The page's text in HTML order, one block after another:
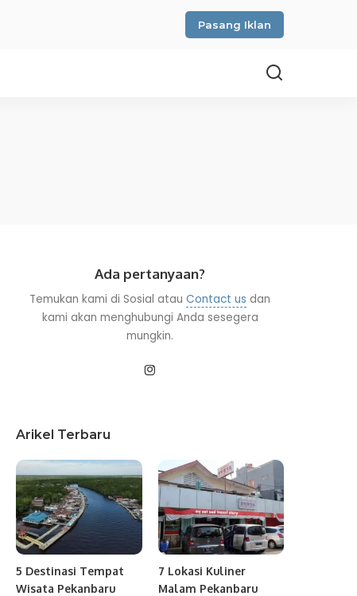
Pasang Iklan
Ada pertanyaan?
Temukan kami di Sosial atauContact us dan
kami akan menghubungi Anda sesegera
mungkin.
Arikel Terbaru
5 Destinasi Tempat
Wisata Pekanbaru
7 Lokasi Kuliner
Malam Pekanbaru